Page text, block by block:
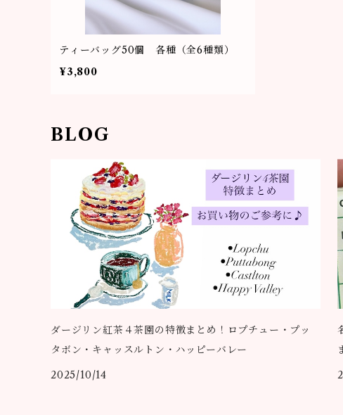
ティーバッグ50個 各種（全6種類）
¥3,800
BLOG
ダージリン紅茶４茶園の特徴まとめ！ロプチュー・プッ
タボン・キャッスルトン・ハッピーバレー
2025/10/14